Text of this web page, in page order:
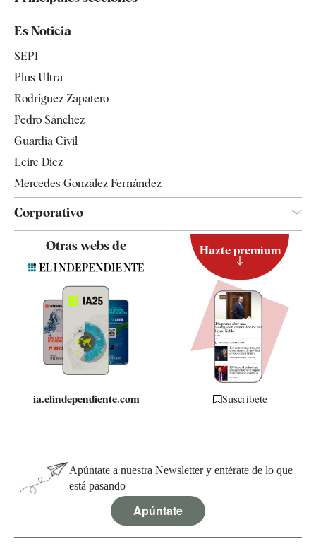
Televisión
Es Noticia
SEPI
Plus Ultra
Rodríguez Zapatero
Pedro Sánchez
Guardia Civil
Leire Díez
Mercedes González Fernández
Corporativo
Quiénes somos
Especificaciones
Otras webs de
ia.elindependiente.com
Hazte premium
Suscríbete
Apúntate a nuestra Newsletter y entérate de lo que
está pasando
Apúntate